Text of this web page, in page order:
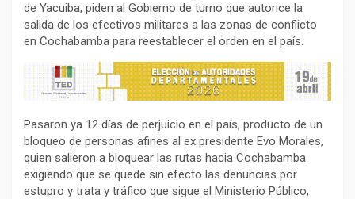
de Yacuiba, piden al Gobierno de turno que autorice la
salida de los efectivos militares a las zonas de conflicto
en Cochabamba para reestablecer el orden en el país.
Pasaron ya 12 días de perjuicio en el país, producto de un
bloqueo de personas afines al ex presidente Evo Morales,
quien salieron a bloquear las rutas hacia Cochabamba
exigiendo que se quede sin efecto las denuncias por
estupro y trata y tráfico que sigue el Ministerio Público,